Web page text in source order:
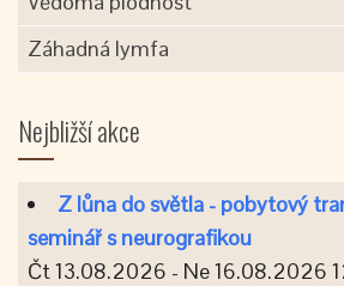
Záhadná lymfa
Nejbližší akce
Z lůna do světla - pobytový
seminář s neurografikou
Čt 13.08.2026 - Ne 16.08.2026